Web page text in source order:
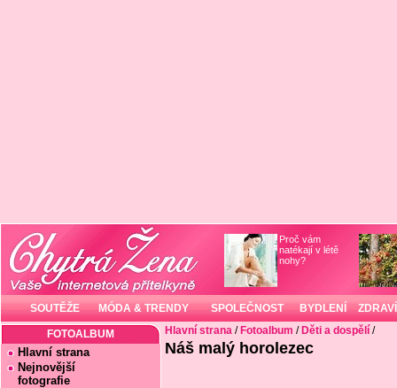
Proč vám
natékají v létě
nohy?
SOUTĚŽE MÓDA & TRENDY SPOLEČNOST BYDLENÍ ZDRAVÍ
FOTOALBUM
Hlavní strana
Nejnovější
fotografie
Hlavní strana / Fotoalbum / Děti a dospělí /
Náš malý horolezec